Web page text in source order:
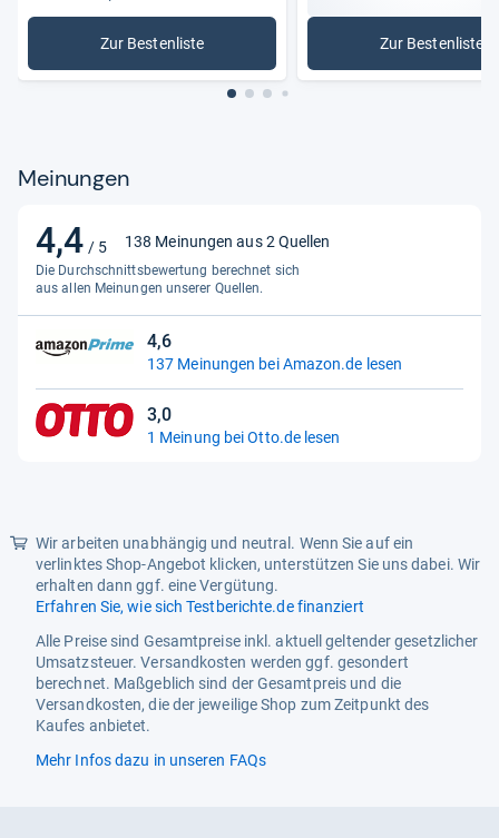
Zur Bestenliste
: Lippenstifte Zur Bestenliste
:
Meinungen
4,4 / 5
4,4
von
5
Sternen
138 Meinungen aus 2 Quellen
Die Durchschnittsbewertung berechnet sich
aus allen Meinungen unserer Quellen.
4,6
4,6
von
Sternen
137 Meinungen bei Amazon.de lesen
3,0
3,0
von
1 Meinung bei Otto.de lesen
Wir arbeiten unabhängig und neutral. Wenn Sie auf ein
verlinktes Shop-Angebot klicken, unterstützen Sie uns dabei. Wir
erhalten dann ggf. eine Vergütung.
Erfahren Sie, wie sich Testberichte.de finanziert
Alle Preise sind Gesamtpreise inkl. aktuell geltender gesetzlicher
Umsatzsteuer. Versandkosten werden ggf. gesondert
berechnet. Maßgeblich sind der Gesamtpreis und die
Versandkosten, die der jeweilige Shop zum Zeitpunkt des
Kaufes anbietet.
Mehr Infos dazu in unseren FAQs